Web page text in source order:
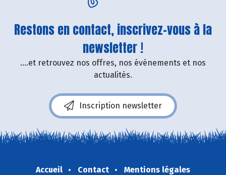
Restons en contact, inscrivez-vous à la
newsletter !
....et retrouvez nos offres, nos événements et nos
actualités.
Inscription newsletter
Accueil Contact
Mentions légales